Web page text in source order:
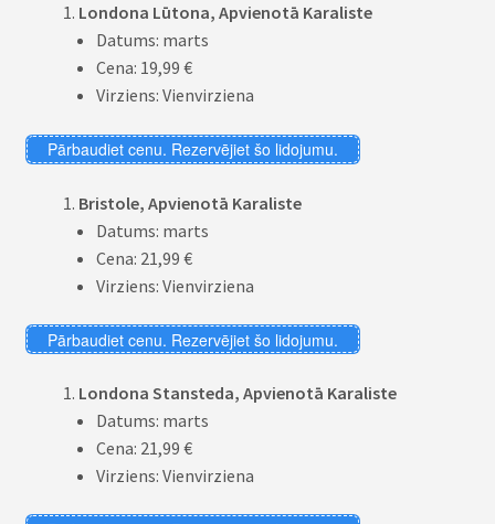
Londona Lūtona, Apvienotā Karaliste
Datums: marts
Cena: 19,99 €
Virziens: Vienvirziena
Pārbaudiet cenu. Rezervējiet šo lidojumu.
Bristole, Apvienotā Karaliste
Datums: marts
Cena: 21,99 €
Virziens: Vienvirziena
Pārbaudiet cenu. Rezervējiet šo lidojumu.
Londona Stansteda, Apvienotā Karaliste
Datums: marts
Cena: 21,99 €
Virziens: Vienvirziena